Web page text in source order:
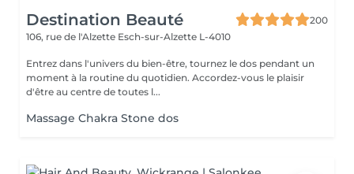
Destination Beauté
200
106, rue de l'Alzette Esch-sur-Alzette L-4010
Entrez dans l'univers du bien-être, tournez le dos pendant un
moment à la routine du quotidien. Accordez-vous le plaisir
d'être au centre de toutes l...
Massage Chakra Stone dos